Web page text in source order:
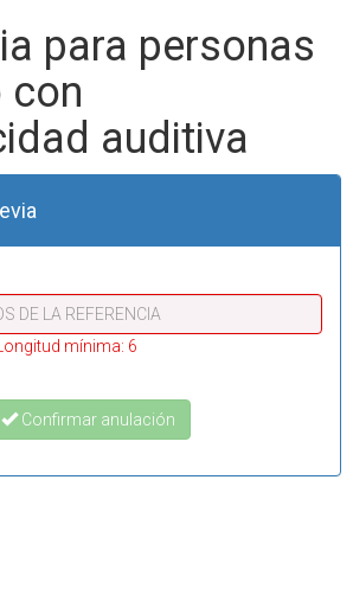
para personas
con
auditiva
mínima: 6
Confirmar anulación